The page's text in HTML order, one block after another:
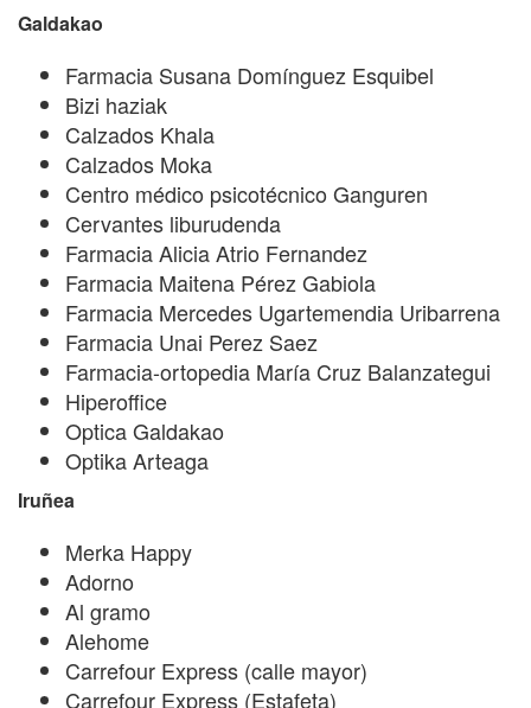
Galdakao
Farmacia Susana Domínguez Esquibel
Bizi haziak
Calzados Khala
Calzados Moka
Centro médico psicotécnico Ganguren
Cervantes liburudenda
Farmacia Alicia Atrio Fernandez
Farmacia Maitena Pérez Gabiola
Farmacia Mercedes Ugartemendia Uribarrena
Farmacia Unai Perez Saez
Farmacia-ortopedia María Cruz Balanzategui
Hiperoffice
Optica Galdakao
Optika Arteaga
Iruñea
Merka Happy
Adorno
Al gramo
Alehome
Carrefour Express (calle mayor)
Carrefour Express (Estafeta)